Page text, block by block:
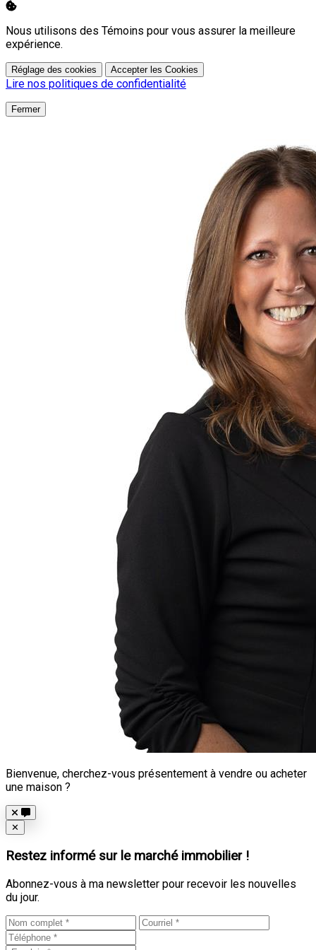
Nous utilisons des Témoins pour vous assurer la meilleure
expérience.
Réglage des cookies Accepter les Cookies
Lire nos politiques de confidentialité
Fermer
Bienvenue, cherchez-vous présentement à vendre ou acheter
une maison ?
Close
✕
Restez informé sur le marché immobilier !
Abonnez-vous à ma newsletter pour recevoir les nouvelles
du jour.